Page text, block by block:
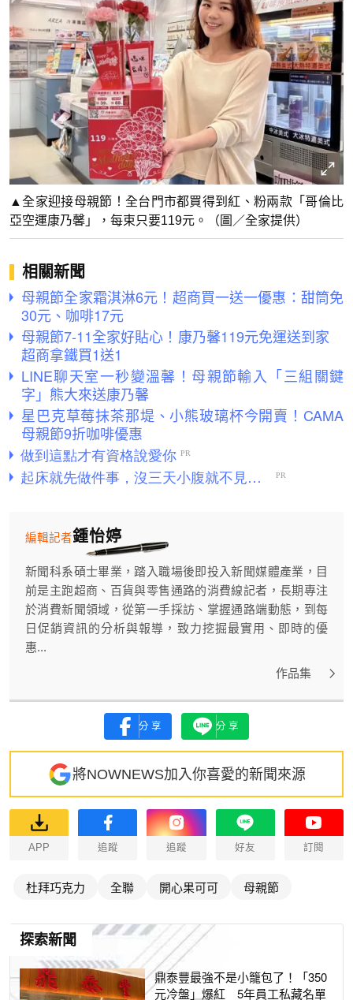
▲全家迎接母親節！全台門市都買得到紅、粉兩款「哥倫比
亞空運康乃馨」，每束只要119元。（圖／全家提供）
相關新聞
母親節全家霜淇淋6元！超商買一送一優惠：甜筒免
30元、咖啡17元
母親節7-11全家好貼心！康乃馨119元免運送到家
超商拿鐵買1送1
LINE聊天室一秒變溫馨！母親節輸入「三組關鍵
字」熊大來送康乃馨
星巴克草莓抹茶那堤、小熊玻璃杯今開賣！CAMA
母親節9折咖啡優惠
鍾怡婷
編輯記者
新聞科系碩士畢業，踏入職場後即投入新聞媒體產業，目
前是主跑超商、百貨與零售通路的消費線記者，長期專注
於消費新聞領域，從第一手採訪、掌握通路端動態，到每
日促銷資訊的分析與報導，致力挖掘最實用、即時的優
惠...
作品集
分享 分享
將NOWNEWS加入你喜愛的新聞來源
APP 追蹤 追蹤 好友 訂閱
杜拜巧克力 全聯 開心果可可 母親節
探索新聞
鼎泰豐最強不是小籠包了！「350
元冷盤」爆紅 5年員工私藏名單